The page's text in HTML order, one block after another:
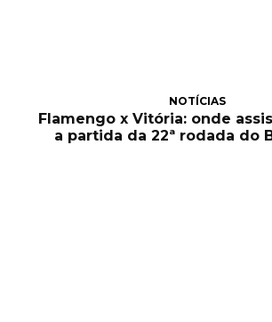
NOTÍCIAS
Flamengo x Vitória: onde
a partida da 22ª rodada do